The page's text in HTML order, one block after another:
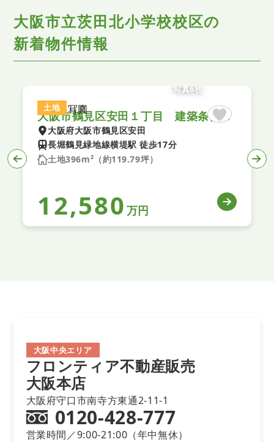
大阪市立茨田北小学校校区の
新着物件情報
土地
写真6枚
大阪市鶴見区安田１丁目 建築条件無し土地
大阪府大阪市鶴見区安田
長堀鶴見緑地線横堤駅 徒歩17分
土地396m²（約119.79坪）
12,580 万円
大阪中央エリア
フロンティア不動産販売
大阪本店
大阪府守口市南寺方東通2-11-1
0120-428-777
営業時間／9:00-21:00（年中無休）